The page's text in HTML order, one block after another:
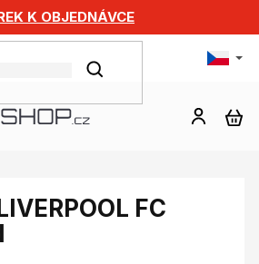
K OBJEDNÁVCE
HLEDAT
FC